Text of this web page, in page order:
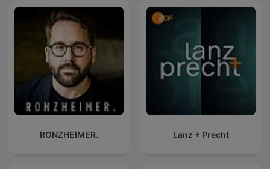
RONZHEIMER. Lanz + Precht